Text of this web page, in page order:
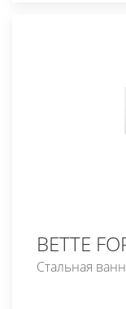
BETTE
Стальная